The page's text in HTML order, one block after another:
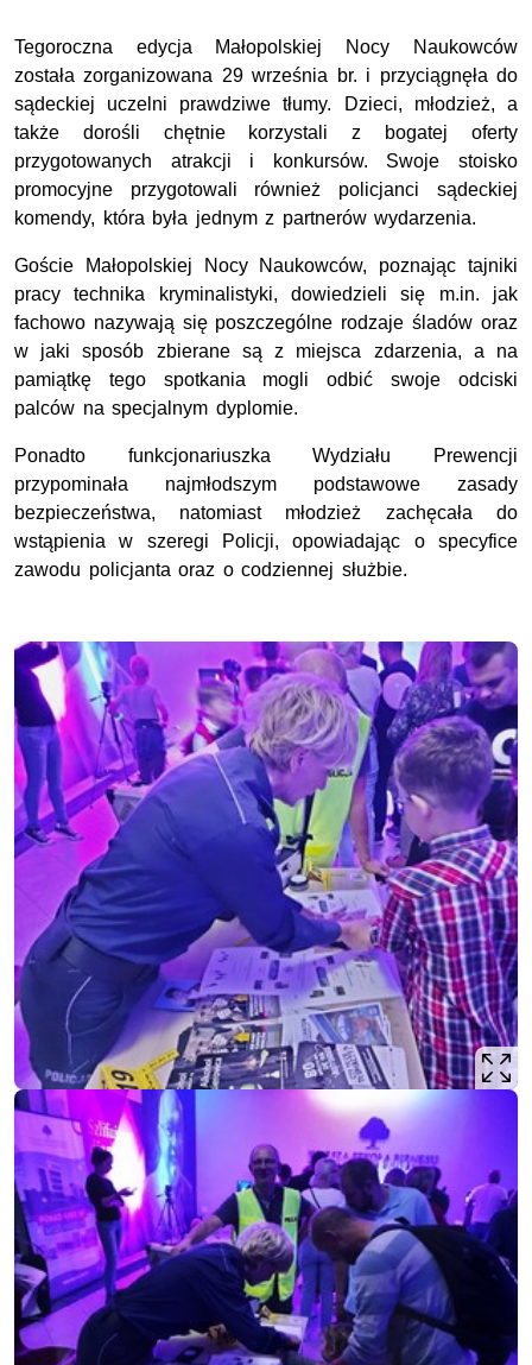
Tegoroczna edycja Małopolskiej Nocy Naukowców
została zorganizowana 29 września br. i przyciągnęła do
sądeckiej uczelni prawdziwe tłumy. Dzieci, młodzież, a
także dorośli chętnie korzystali z bogatej oferty
przygotowanych atrakcji i konkursów. Swoje stoisko
promocyjne przygotowali również policjanci sądeckiej
komendy, która była jednym z partnerów wydarzenia.
Goście Małopolskiej Nocy Naukowców, poznając tajniki
pracy technika kryminalistyki, dowiedzieli się m.in. jak
fachowo nazywają się poszczególne rodzaje śladów oraz
w jaki sposób zbierane są z miejsca zdarzenia, a na
pamiątkę tego spotkania mogli odbić swoje odciski
palców na specjalnym dyplomie.
Ponadto funkcjonariuszka Wydziału Prewencji
przypominała najmłodszym podstawowe zasady
bezpieczeństwa, natomiast młodzież zachęcała do
wstąpienia w szeregi Policji, opowiadając o specyfice
zawodu policjanta oraz o codziennej służbie.